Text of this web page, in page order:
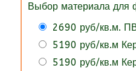
Выбор материала для
2690 руб/кв.м.
5190 руб/кв.м
5190 руб/кв.м